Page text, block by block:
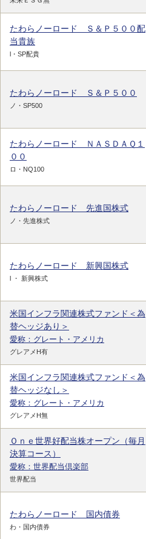
たわらノーロード Ｓ＆Ｐ５００配
当貴族
l・SP配貴
たわらノーロード Ｓ＆Ｐ５００
ノ・SP500
たわらノーロード ＮＡＳＤＡＱ１
００
ロ・NQ100
たわらノーロード 先進国株式
ノ・先進株式
たわらノーロード 新興国株式
l ・ 新興株式
米国インフラ関連株式ファンド＜為
替ヘッジあり＞
愛称：グレート・アメリカ
グレアメH有
米国インフラ関連株式ファンド＜為
替ヘッジなし＞
愛称：グレート・アメリカ
グレアメH無
Ｏｎｅ世界好配当株オープン（毎月
決算コース）
愛称：世界配当倶楽部
世界配当
たわらノーロード 国内債券
わ・国内債券